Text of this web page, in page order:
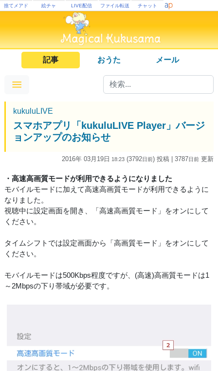
捨てメアド 絵チャ LIVE配信 ファイル転送 チャット
記事 おうた メール
kukuluLIVE
スマホアプリ「kukuluLIVE Player」バージ
ョンアップのお知らせ
2016年 03月19日 18:23 (3792日前) 投稿 | 3787日前 更新
・高速高画質モードが利用できるようになりました
モバイルモードに加えて高速高画質モードが利用できるように
なりました。
視聴中に設定画面を開き、「高速高画質モード」をオンにして
ください。
タイムシフトでは設定画面から「高画質モード」をオンにして
ください。
モバイルモードは500Kbps程度ですが、(高速)高画質モードは1
～2Mbpsの下り帯域が必要です。